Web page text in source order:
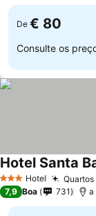
De € 80
Consulte os
3 EstrelasHotel
Hotel Santa
7,9 Boa 731 a